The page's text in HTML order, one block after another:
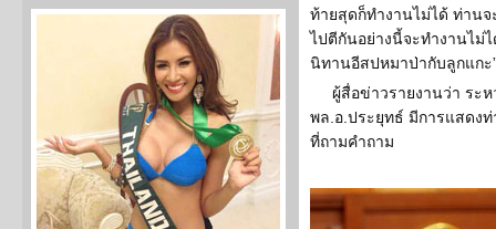
ท้ายสุดก็ทำงานไม่ได้ ท่านจ
ไปตีกันอย่างนี้จะทำงานไม่
นิทานอีสปหมาป่ากับลูกแกะ
ผู้สื่อข่าวรายงานว่า ระ
พล.อ.ประยุทธ์ มีการแสดง
ที่ถามคำถาม